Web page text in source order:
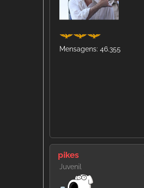
Mensagens: 46.355
pikes
Juvenil